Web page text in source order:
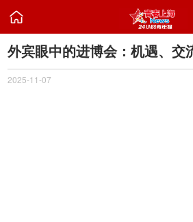

外宾眼中的进博会：机遇、交
2025-11-07